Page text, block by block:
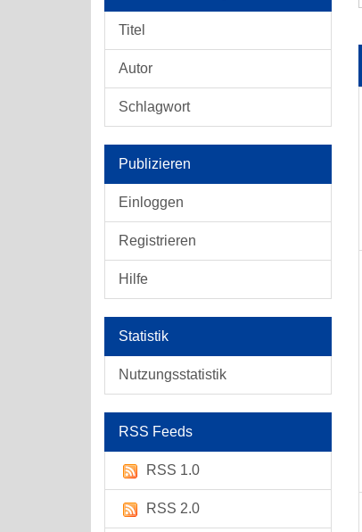
Titel
Autor
Schlagwort
Publizieren
Einloggen
Registrieren
Hilfe
Statistik
Nutzungsstatistik
RSS Feeds
RSS 1.0
RSS 2.0